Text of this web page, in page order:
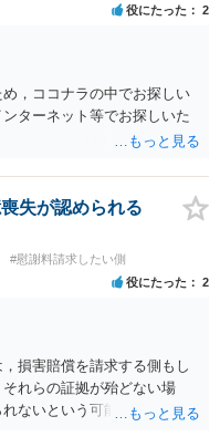
役にたった 2
，ココナラの中でお探しい
ターネット等でお探しいた
失が認められる
#慰謝料請求したい側
役にたった 2
損害賠償を請求する側もし
れらの証拠が殆どない場
ないという可能性はあるで